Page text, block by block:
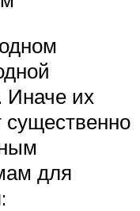
Иначе их
существенно
для